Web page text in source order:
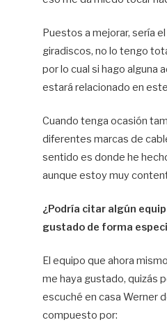
Puestos a mejorar, sería
giradiscos, no lo tengo
por lo cual si hago alguna
estará relacionado en
Cuando tenga ocasión
diferentes marcas de
sentido es donde he
aunque estoy muy
¿Podría citar algún
gustado de forma
El equipo que ahora
me haya gustado, quizás
escuché en casa Werner
compuesto por: